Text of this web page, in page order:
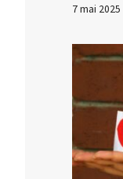
7 mai 2025